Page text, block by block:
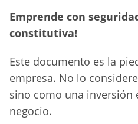
Emprende con
constitutiva!
Este documento es la
empresa. No lo
sino como una inversión
negocio.